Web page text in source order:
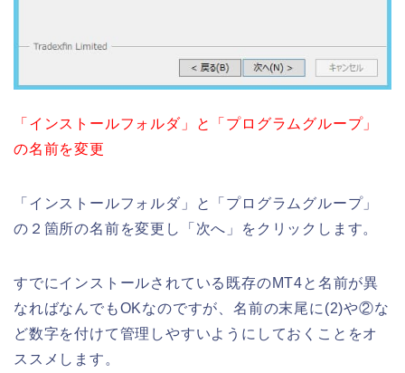
「インストールフォルダ」と「プログラムグループ」
の名前を変更
「インストールフォルダ」と「プログラムグループ」
の２箇所の名前を変更し「次へ」をクリックします。
すでにインストールされている既存のMT4と名前が異
なればなんでもOKなのですが、名前の末尾に(2)や②な
ど数字を付けて管理しやすいようにしておくことをオ
ススメします。